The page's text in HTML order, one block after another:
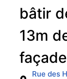
bâtir
13m
façade
Rue des